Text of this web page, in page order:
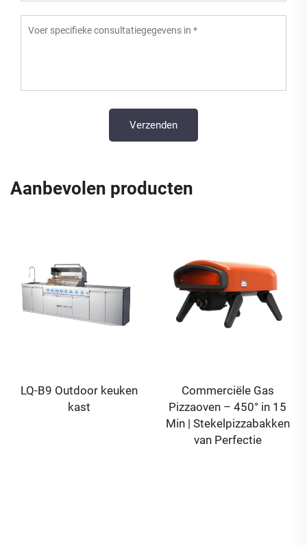
Aanbevolen producten
Commerciële Gas
Pizzaoven – 450° in 15
Hoogwaardige dubbele
campinglegbed
gasbrander met grill,
draagbare